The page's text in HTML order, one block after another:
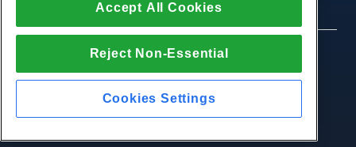
관리되지 않는 Windows VPS
클라우드 서버
블록 스토리지
프레스
우리와 함께 라이브 채팅
지원권을 엽니 다
우리에게 이메일 보내기
우리에게 전화하십시오 (888) 404-1279
© 2010-2026 Hostwinds, ㅏ HostPapa Inc. 회사.
Accept All Cookies
Reject Non-Essential
Cookies Settings